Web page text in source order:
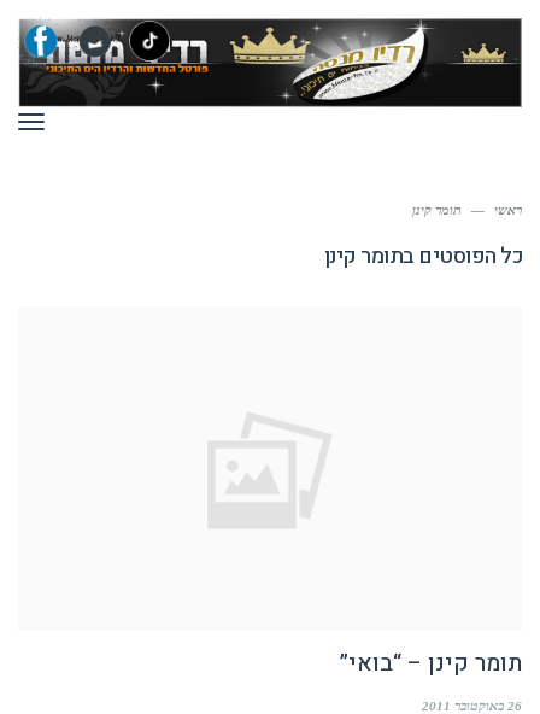
ראשי — תומר קינן
כל הפוסטים בתומר קינן
תומר קינן – “בואי”
26 באוקטובר 2011